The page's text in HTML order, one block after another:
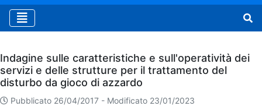
Archivio
Indagine sulle caratteristiche e sull'operatività dei
servizi e delle strutture per il trattamento del
disturbo da gioco di azzardo
Pubblicato 26/04/2017 - Modificato 23/01/2023